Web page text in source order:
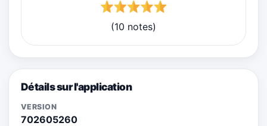
(10 notes)
Détails sur l'application
VERSION
702605260